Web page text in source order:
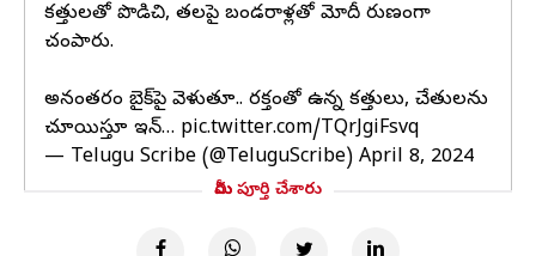
కత్తులతో పొడిచి, తలపై బండరాళ్లతో మోదీ దారుణంగా
చంపారు.
అనంతరం బైక్‌పై వెళుతూ.. రక్తంతో ఉన్న కత్తులు, చేతులను
చూయిస్తూ ఇన్… pic.twitter.com/TQrJgiFsvq
— Telugu Scribe (@TeluguScribe) April 8, 2024
మీరు పూర్తి చేశారు